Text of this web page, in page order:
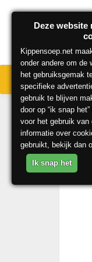
Home
Deze website
Kippensoep.net
onder andere om de
het gebruiksgemak
specifieke
gebruik te blijven
door op “ik snap
voor het gebruik
informatie over
gebruikt, bekijk dan
Ik snap het